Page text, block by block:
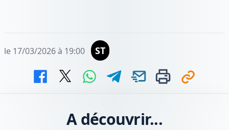
le 17/03/2026 à 19:00 ST
A découvrir...